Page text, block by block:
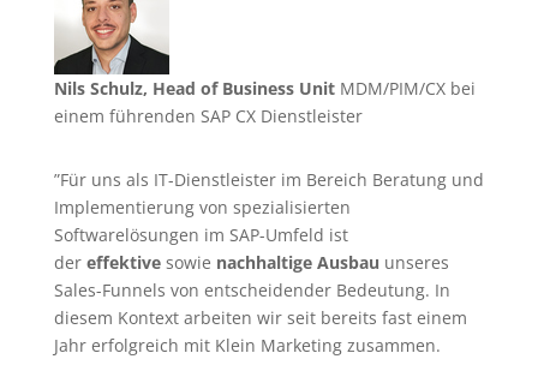
Nils Schulz, Head of Business UnitMDM/PIM/CX bei
einem führenden SAP CX Dienstleister
”Für uns als IT-Dienstleister im Bereich Beratung und
Implementierung von spezialisierten
Softwarelösungen im SAP-Umfeld ist
der effektive sowie nachhaltige Ausbau unseres
Sales-Funnels von entscheidender Bedeutung. In
diesem Kontext arbeiten wir seit bereits fast einem
Jahr erfolgreich mit Klein Marketing zusammen.